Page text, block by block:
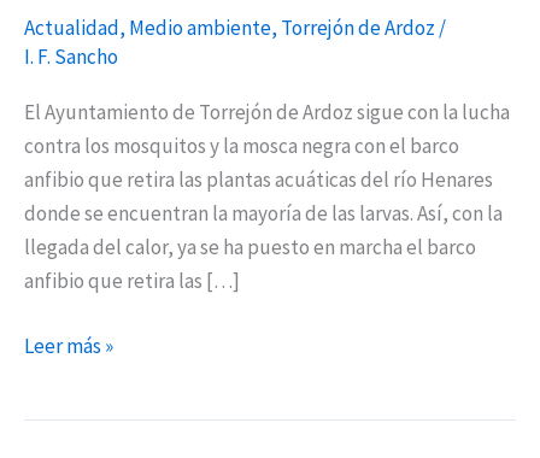
Actualidad, Medio ambiente, Torrejón de Ardoz /
I. F. Sancho
El Ayuntamiento de Torrejón de Ardoz sigue con la lucha
contra los mosquitos y la mosca negra con el barco
anfibio que retira las plantas acuáticas del río Henares
donde se encuentran la mayoría de las larvas. Así, con la
llegada del calor, ya se ha puesto en marcha el barco
anfibio que retira las […]
Torrejón
Ardoz
Leer más »